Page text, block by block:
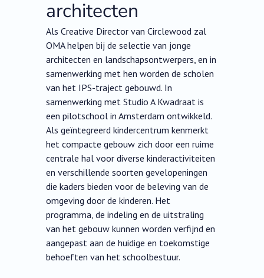
architecten
Als Creative Director van Circlewood zal
OMA helpen bij de selectie van jonge
architecten en landschapsontwerpers, en in
samenwerking met hen worden de scholen
van het IPS-traject gebouwd. In
samenwerking met Studio A Kwadraat is
een pilotschool in Amsterdam ontwikkeld.
Als geïntegreerd kindercentrum kenmerkt
het compacte gebouw zich door een ruime
centrale hal voor diverse kinderactiviteiten
en verschillende soorten gevelopeningen
die kaders bieden voor de beleving van de
omgeving door de kinderen. Het
programma, de indeling en de uitstraling
van het gebouw kunnen worden verfijnd en
aangepast aan de huidige en toekomstige
behoeften van het schoolbestuur.